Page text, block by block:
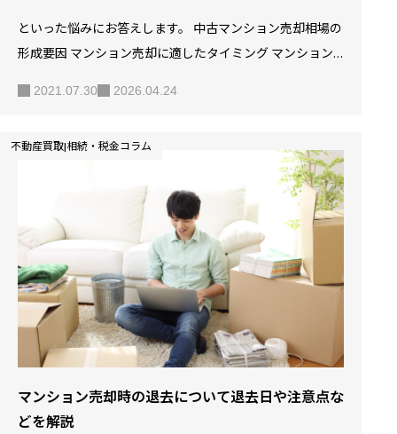
といった悩みにお答えします。 中古マンション売却相場の
形成要因 マンション売却に適したタイミング マンション
いのとでは、売却価格に大きな差が出る可能性もあるでし
ょう。 【5分でわかる】マンション売却の流れと費用 SOLI
D HOUSEでは、無料で査定を行っております。詳しくはSO
LID HOUSEの中古マンション買取サービス完全ガイド｜査
定から入金まで徹底解説をご覧ください。 中古マンション
売却相場の形成要因 マンションの売却価格は、売…
2021.07.30 2026.04.24
不動産買取|相続・税金コラム
マンション売却時の退去について退去日や注意点な
どを解説